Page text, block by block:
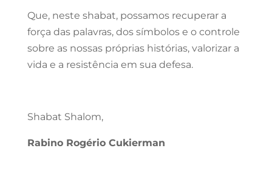
Que, neste shabat, possamos recuperar a
força das palavras, dos símbolos e o controle
sobre as nossas próprias histórias, valorizar a
vida e a resistência em sua defesa.
Shabat Shalom,
Rabino Rogério Cukierman